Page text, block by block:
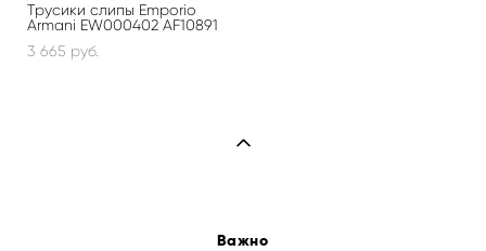
Трусики слипы Emporio
Armani EW000402 AF10891
3 665 pуб.
Важно